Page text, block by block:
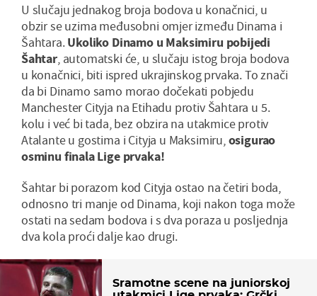
U slučaju jednakog broja bodova u konačnici, u
obzir se uzima međusobni omjer između Dinama i
Šahtara.Ukoliko Dinamo u Maksimiru pobijedi
Šahtar, automatski će, u slučaju istog broja bodova
u konačnici, biti ispred ukrajinskog prvaka. To znači
da bi Dinamo samo morao dočekati pobjedu
Manchester Cityja na Etihadu protiv Šahtara u 5.
kolu i već bi tada, bez obzira na utakmice protiv
Atalante u gostima i Cityja u Maksimiru, osigurao
osminu finala Lige prvaka!
Šahtar bi porazom kod Cityja ostao na četiri boda,
odnosno tri manje od Dinama, koji nakon toga može
ostati na sedam bodova i s dva poraza u posljednja
dva kola proći dalje kao drugi.
Sramotne scene na juniorskoj